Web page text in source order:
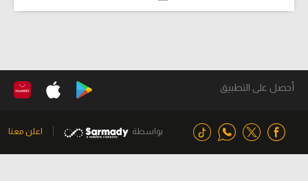
أحصل على التطبيق
بواسطة اعلن معنا